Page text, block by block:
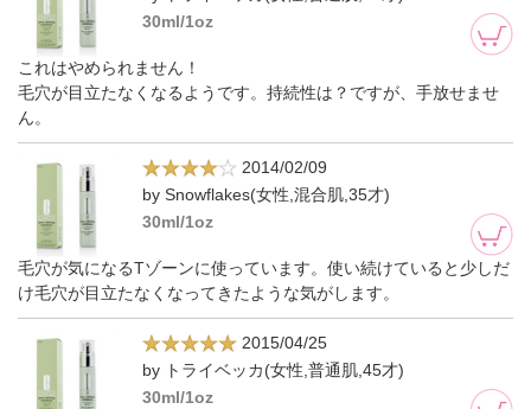
30ml/1oz
これはやめられません！
毛穴が目立たなくなるようです。持続性は？ですが、手放せませ
ん。
2014/02/09
by Snowflakes(女性,混合肌,35才)
30ml/1oz
毛穴が気になるTゾーンに使っています。使い続けていると少しだ
け毛穴が目立たなくなってきたような気がします。
2015/04/25
by トライベッカ(女性,普通肌,45才)
30ml/1oz